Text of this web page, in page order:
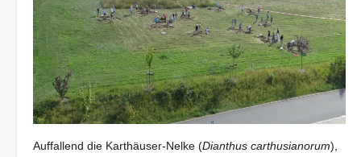
Auffallend die Karthäuser-Nelke (Dianthus carthusianorum),